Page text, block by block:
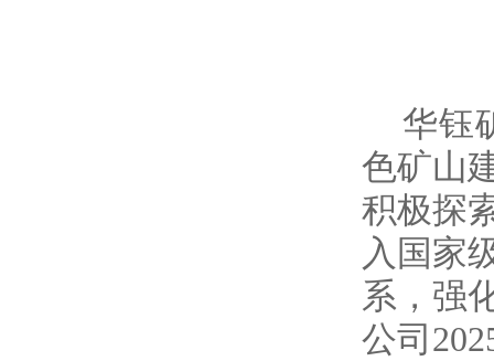
华钰
色矿山
积极探
入国家
系，强
公司